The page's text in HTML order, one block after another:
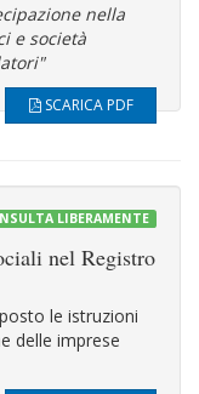
nella
e società
SCARICA PDF
LIBERAMENTE
nel Registro
le istruzioni
delle imprese